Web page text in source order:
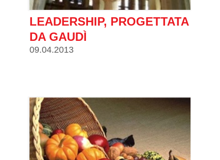
LEADERSHIP, PROGETTATA
DA GAUDÌ
09.04.2013